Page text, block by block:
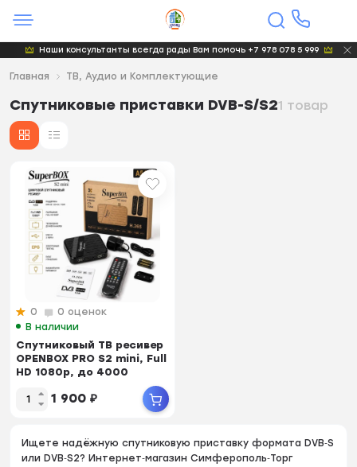
Наши консультанты всегда рады Вам помочь +7 978 078 5 999
Главная ТВ, Аудио и Комплектующие
Спутниковые приставки DVB-S/S21 товар
0
0 оценок
В наличии
Спутниковый ТВ ресивер
OPENBOX PRO S2 mini, Full
HD 1080p, до 4000
1 900 ₽
Ищете надёжную спутниковую приставку формата DVB‑S
или DVB‑S2? Интернет‑магазин Симферополь‑Торг